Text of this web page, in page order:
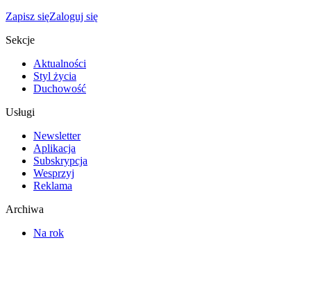
Zapisz sięZaloguj się
Sekcje
Aktualności
Styl życia
Duchowość
Usługi
Newsletter
Aplikacja
Subskrypcja
Wesprzyj
Reklama
Archiwa
Na rok